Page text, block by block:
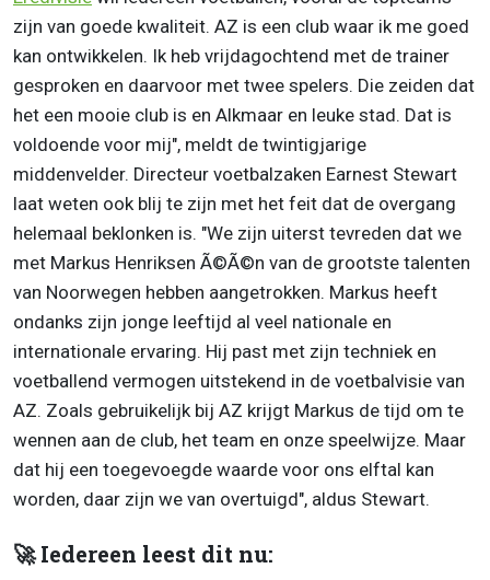
zijn van goede kwaliteit. AZ is een club waar ik me goed
kan ontwikkelen. Ik heb vrijdagochtend met de trainer
gesproken en daarvoor met twee spelers. Die zeiden dat
het een mooie club is en Alkmaar en leuke stad. Dat is
voldoende voor mij", meldt de twintigjarige
middenvelder. Directeur voetbalzaken Earnest Stewart
laat weten ook blij te zijn met het feit dat de overgang
helemaal beklonken is. "We zijn uiterst tevreden dat we
met Markus Henriksen Ã©Ã©n van de grootste talenten
van Noorwegen hebben aangetrokken. Markus heeft
ondanks zijn jonge leeftijd al veel nationale en
internationale ervaring. Hij past met zijn techniek en
voetballend vermogen uitstekend in de voetbalvisie van
AZ. Zoals gebruikelijk bij AZ krijgt Markus de tijd om te
wennen aan de club, het team en onze speelwijze. Maar
dat hij een toegevoegde waarde voor ons elftal kan
worden, daar zijn we van overtuigd", aldus Stewart.
🚀 Iedereen leest dit nu: